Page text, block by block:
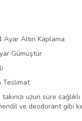
Ayar Altın Kaplama
Gümüştür
Teslimat
uzun süre
ve deodorant gibi